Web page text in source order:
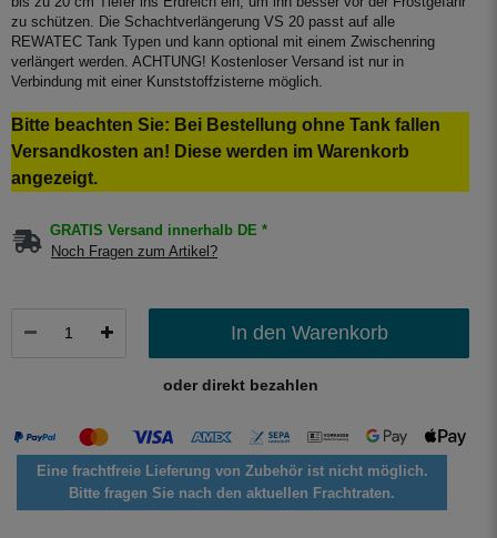
zu schützen. Die Schachtverlängerung VS 20 passt auf alle
REWATEC Tank Typen und kann optional mit einem Zwischenring
verlängert werden. ACHTUNG! Kostenloser Versand ist nur in
Verbindung mit einer Kunststoffzisterne möglich.
Bitte beachten Sie: Bei Bestellung ohne Tank fallen
Versandkosten an! Diese werden im Warenkorb
angezeigt.
GRATIS Versand innerhalb DE *
Noch Fragen zum Artikel?
In den Warenkorb
oder direkt bezahlen
Eine frachtfreie Lieferung von Zubehör ist nicht möglich.
Bitte fragen Sie nach den aktuellen Frachtraten.